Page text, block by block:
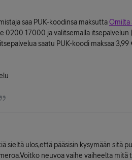
saa PUK-koodinsa maksuttaOmilta
0200 17000 ja valitsemalla
saatu PUK-koodi maksaa 3,99
sieltä ulos,että pääsisin kysymään sitä
neuvoa vaihe vaiheelta mitä